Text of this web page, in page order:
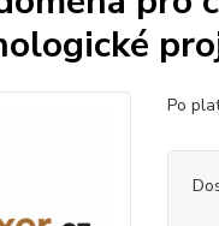
Po